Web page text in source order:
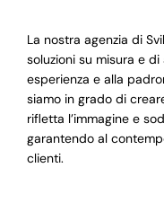
La nostra agenzia di
soluzioni su misura e
esperienza e alla
siamo in grado di
rifletta l’immagine e
garantendo al
clienti.